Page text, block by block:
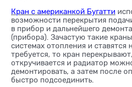
Кран с американкой Бугатти
возможности перекрытия
в прибор и дальнейшего
(прибора). Зачастую такие
системах отопления и ставятся
требуется, то кран
откручивается и радиатор
демонтировать, а затем после
быстро подсоединить.